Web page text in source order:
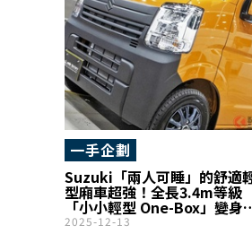
Suzuki「兩人可睡」的舒適
型廂車超強！全長3.4m等級
「小小輕型 One-Box」變身
「車中過夜專用車」！停車時
一手企劃
2025-12-13